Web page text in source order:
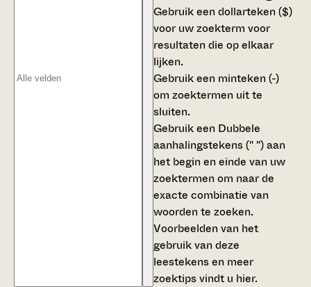
Gebruik eendollarteken ($)
voor uw zoekterm voor
resultaten die op elkaar
lijken.
Gebruik een minteken (-)
om zoektermen uit te
sluiten.
Gebruik een Dubbele
aanhalingstekens (" ")aan
het begin en einde van uw
zoektermen om naar de
exacte combinatie van
woorden te zoeken.
Voorbeelden van het
gebruik van deze
leestekens en meer
zoektips vindt u hier.